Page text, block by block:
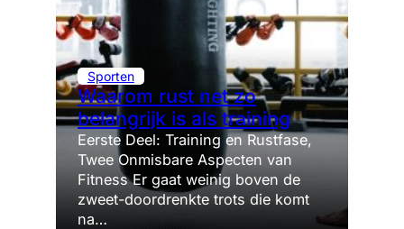
Sporten
Waarom rust net zo
belangrijk is als training
Eerste Deel: Training en Rustfase,
Twee Onmisbare Aspecten van
Fitness Er gaat weinig boven de
zweet-doordrenkte trots die komt
na…